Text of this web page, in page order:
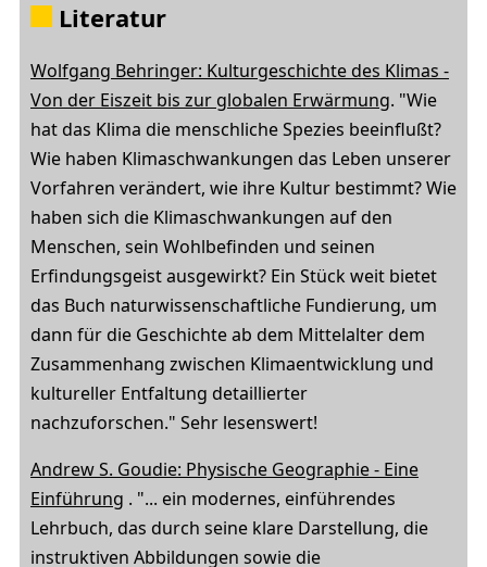
Literatur
Wolfgang Behringer: Kulturgeschichte des Klimas -
Von der Eiszeit bis zur globalen Erwärmung. "Wie
hat das Klima die menschliche Spezies beeinflußt?
Wie haben Klimaschwankungen das Leben unserer
Vorfahren verändert, wie ihre Kultur bestimmt? Wie
haben sich die Klimaschwankungen auf den
Menschen, sein Wohlbefinden und seinen
Erfindungsgeist ausgewirkt? Ein Stück weit bietet
das Buch naturwissenschaftliche Fundierung, um
dann für die Geschichte ab dem Mittelalter dem
Zusammenhang zwischen Klimaentwicklung und
kultureller Entfaltung detaillierter
nachzuforschen." Sehr lesenswert!
Andrew S. Goudie: Physische Geographie - Eine
Einführung . "... ein modernes, einführendes
Lehrbuch, das durch seine klare Darstellung, die
instruktiven Abbildungen sowie die